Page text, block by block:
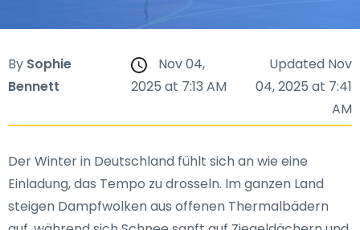
By Sophie
Bennett
Nov 04,
2025 at 7:13 AM
Updated Nov
04, 2025 at 7:41
AM
Der Winter in Deutschland fühlt sich an wie eine
Einladung, das Tempo zu drosseln. Im ganzen Land
steigen Dampfwolken aus offenen Thermalbädern